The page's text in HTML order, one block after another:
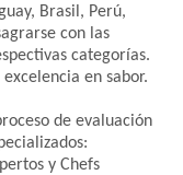
Brasil, Perú,
con las
categorías.
en sabor.
de evaluación
y Chefs